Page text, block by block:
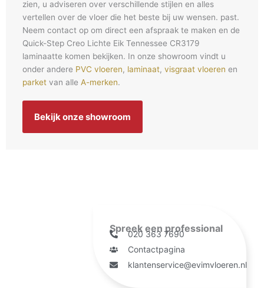
zien, u adviseren over verschillende stijlen en alles
vertellen over de vloer die het beste bij uw wensen. past.
Neem contact op om direct een afspraak te maken en de
Quick-Step Creo Lichte Eik Tennessee CR3179
laminaatte komen bekijken. In onze showroom vindt u
onder andere PVC vloeren, laminaat, visgraat vloeren en
parket van alle A-merken.
Bekijk onze showroom
Spreek een professional
020 363 7690
Contactpagina
klantenservice@evimvloeren.nl